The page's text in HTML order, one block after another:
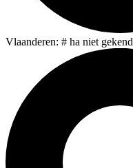
Vlaanderen: # ha niet gekend